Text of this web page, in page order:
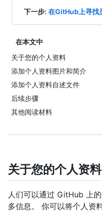
下一步: 在GitHub上寻找
在本文中
关于您的个人资料
添加个人资料图片和简介
添加个人资料自述文件
后续步骤
其他阅读材料
关于您的个人资料
人们可以通过 GitHub 上
多信息。 你可以将个人资